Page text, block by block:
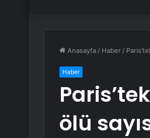
Anasayfa / Haber /
Haber
ölü